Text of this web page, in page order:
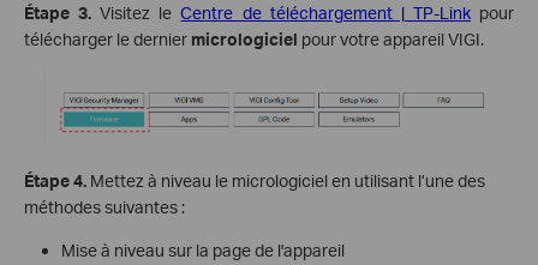
Étape 3. Visitez leCentre de téléchargement | TP-Linkpour
télécharger le dernier micrologiciel pour votre appareil VIGI.
Étape 4. Mettez à niveau le micrologiciel en utilisant l’une des
méthodes suivantes :
Mise à niveau sur la page de l'appareil